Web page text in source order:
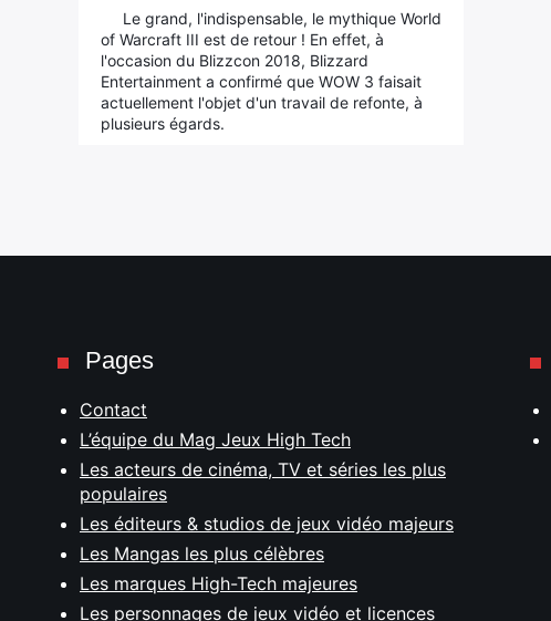
Le grand, l'indispensable, le mythique World
of Warcraft III est de retour ! En effet, à
l'occasion du Blizzcon 2018, Blizzard
Entertainment a confirmé que WOW 3 faisait
actuellement l'objet d'un travail de refonte, à
plusieurs égards.
Pages
Contact
L’équipe du Mag Jeux High Tech
Les acteurs de cinéma, TV et séries les plus
populaires
Les éditeurs & studios de jeux vidéo majeurs
Les Mangas les plus célèbres
Les marques High-Tech majeures
Les personnages de jeux vidéo et licences